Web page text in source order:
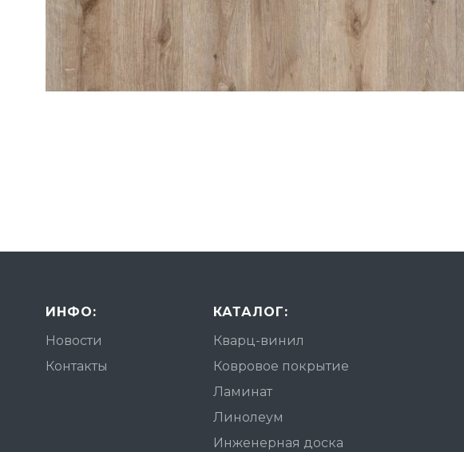
ИНФО:
Новости
Контакты
КАТАЛОГ:
Кварц-винил
Ковровое покрытие
Ламинат
Линолеум
Инженерная доска